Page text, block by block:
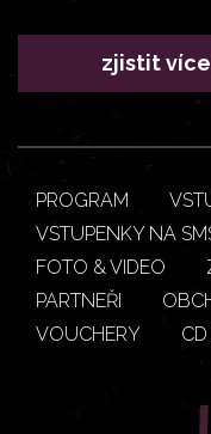
zjistit více
PROGRAM
VSTUPENKY NA
FOTO & VIDEO
PARTNEŘI
VOUCHERY